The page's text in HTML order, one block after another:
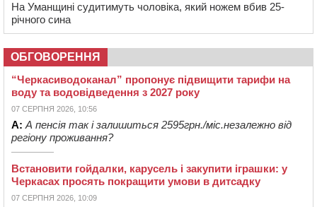
На Уманщині судитимуть чоловіка, який ножем вбив 25-
річного сина
ОБГОВОРЕННЯ
“Черкасиводоканал” пропонує підвищити тарифи на
воду та водовідведення з 2027 року
07 СЕРПНЯ 2026, 10:56
А: А пенсія так і залишиться 2595грн./міс.незалежно від
регіону проживання?
Встановити гойдалки, карусель і закупити іграшки: у
Черкасах просять покращити умови в дитсадку
07 СЕРПНЯ 2026, 10:09